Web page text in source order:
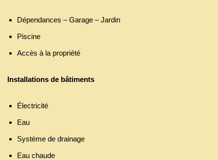
Dépendances – Garage – Jardin
Piscine
Accès à la propriété
Installations de bâtiments
Électricité
Eau
Système de drainage
Eau chaude